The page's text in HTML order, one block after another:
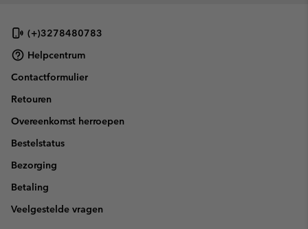
(+)3278480783
Helpcentrum
Contactformulier
Retouren
Overeenkomst herroepen
Bestelstatus
Bezorging
Betaling
Veelgestelde vragen